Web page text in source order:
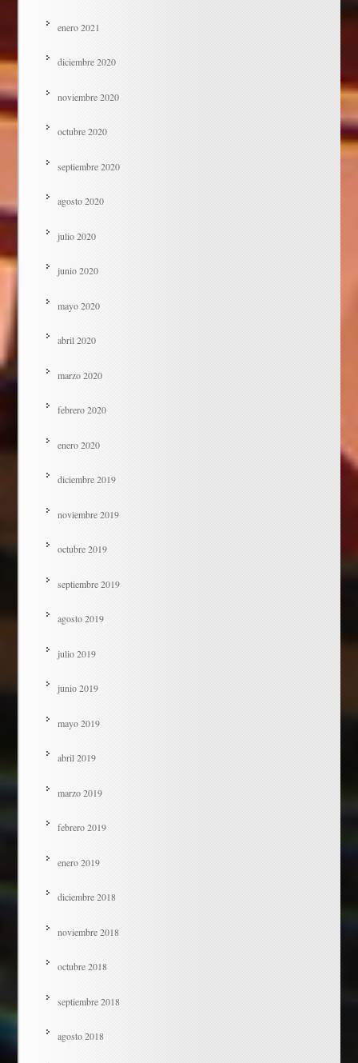
enero 2021
diciembre 2020
noviembre 2020
octubre 2020
septiembre 2020
agosto 2020
julio 2020
junio 2020
mayo 2020
abril 2020
marzo 2020
febrero 2020
enero 2020
diciembre 2019
noviembre 2019
octubre 2019
septiembre 2019
agosto 2019
julio 2019
junio 2019
mayo 2019
abril 2019
marzo 2019
febrero 2019
enero 2019
diciembre 2018
noviembre 2018
octubre 2018
septiembre 2018
agosto 2018